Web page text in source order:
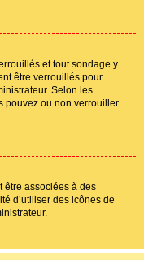
et tout sondage y
être verrouillés pour
Selon les
pouvez ou non verrouiller
être associées à des
d’utiliser des icônes de